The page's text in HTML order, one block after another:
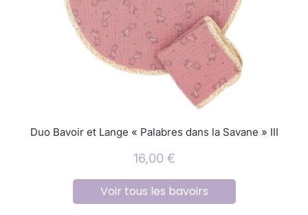
Duo Bavoir et Lange « Palabres dans la Savane » III
16,00 €
Voir tous les bavoirs